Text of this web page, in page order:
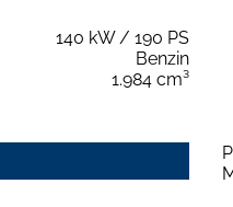
140 kW / 190 PS
Benzin
1.984 cm³